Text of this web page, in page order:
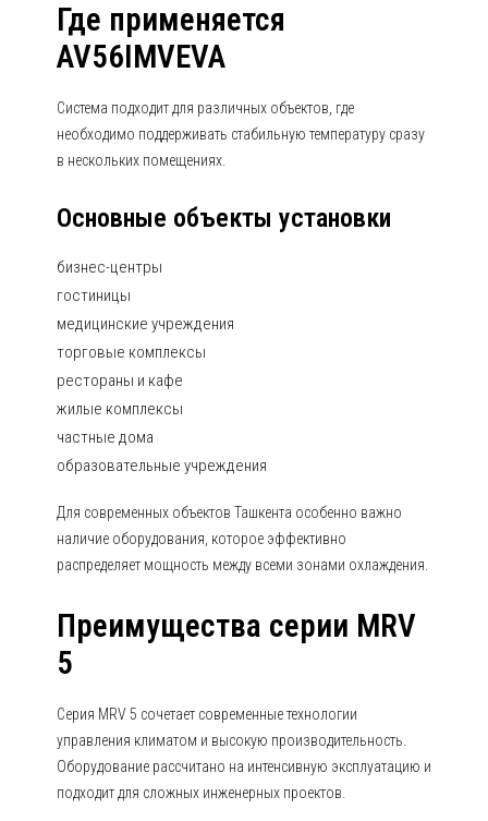
Где применяется
AV56IMVEVA
Система подходит для различных объектов, где
необходимо поддерживать стабильную температуру сразу
в нескольких помещениях.
Основные объекты установки
бизнес-центры
гостиницы
медицинские учреждения
торговые комплексы
рестораны и кафе
жилые комплексы
частные дома
образовательные учреждения
Для современных объектов Ташкента особенно важно
наличие оборудования, которое эффективно
распределяет мощность между всеми зонами охлаждения.
Преимущества серии MRV
5
Серия MRV 5 сочетает современные технологии
управления климатом и высокую производительность.
Оборудование рассчитано на интенсивную эксплуатацию и
подходит для сложных инженерных проектов.